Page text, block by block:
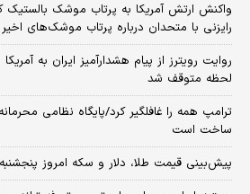
واکنش ارتش آمریکا به پرتاب موشک بالستیک
رایزنی با متحدان درباره پرتاب موشک‌های
روایت رویترز از پیام هشدارآمیز ایران به
لحظه متوقف شد
ترامپ همه را غافلگیر کرد/پایگاه نظامی
ساخت است
پیش‌بینی قیمت طلا، دلار و سکه امروز پنجشنبه ۱۵ مرداد ۱۴۰۵